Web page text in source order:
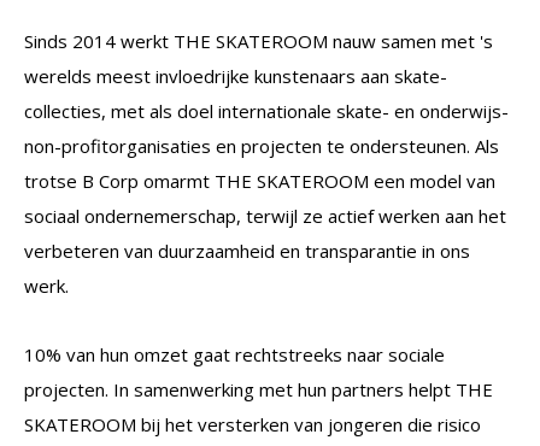
Sinds 2014 werkt THE SKATEROOM nauw samen met 's
werelds meest invloedrijke kunstenaars aan skate-
collecties, met als doel internationale skate- en onderwijs-
non-profitorganisaties en projecten te ondersteunen. Als
trotse B Corp omarmt THE SKATEROOM een model van
sociaal ondernemerschap, terwijl ze actief werken aan het
verbeteren van duurzaamheid en transparantie in ons
werk.
10% van hun omzet gaat rechtstreeks naar sociale
projecten. In samenwerking met hun partners helpt THE
SKATEROOM bij het versterken van jongeren die risico